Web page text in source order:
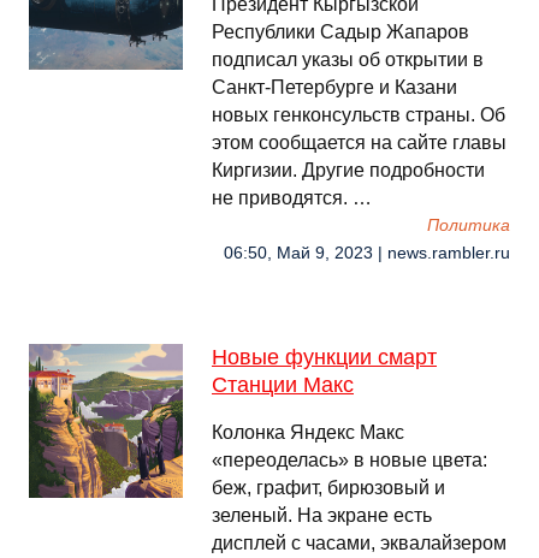
Президент Кыргызской
Республики Садыр Жапаров
подписал указы об открытии в
Санкт-Петербурге и Казани
новых генконсульств страны. Об
этом сообщается на сайте главы
Киргизии. Другие подробности
не приводятся. …
Политика
06:50, Май 9, 2023 | news.rambler.ru
Новые функции смарт
Станции Макс
Колонка Яндекс Макс
«переоделась» в новые цвета:
беж, графит, бирюзовый и
зеленый. На экране есть
дисплей с часами, эквалайзером